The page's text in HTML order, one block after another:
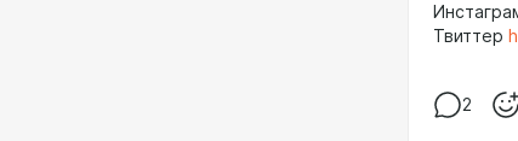
Твиттер
2